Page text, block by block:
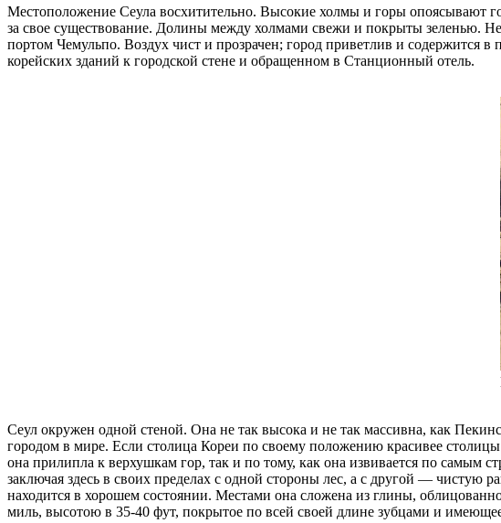
Местоположение Сеула восхитительно. Высокие холмы и горы опоясывают
за свое существование. Долины между холмами свежи и покрыты зеленью.
портом Чемульпо. Воздух чист и прозрачен; город приветлив и
корейских зданий к городской стене и обращенном в Станционный отель.
Сеул окружен одной стеной. Она не так высока и не так массивна, как
городом в мире. Если столица Кореи по своему положению красивее
она прилипла к верхушкам гор, так и по тому, как она извивается по
заключая здесь в своих пределах с одной стороны лес, а с другой — чистую
находится в хорошем состоянии. Местами она сложена из глины,
миль, высотою в 35-40 фут, покрытое по всей своей длине зубцами и